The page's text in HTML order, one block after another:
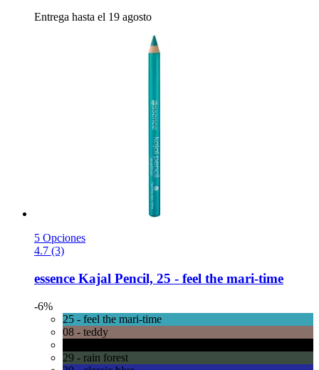
Entrega hasta el 19 agosto
5 Opciones
4.7 (3)
essence Kajal Pencil, 25 -​ feel the mari-​time
-6%
25 - feel the mari-time
08 - teddy
29 - rain forest